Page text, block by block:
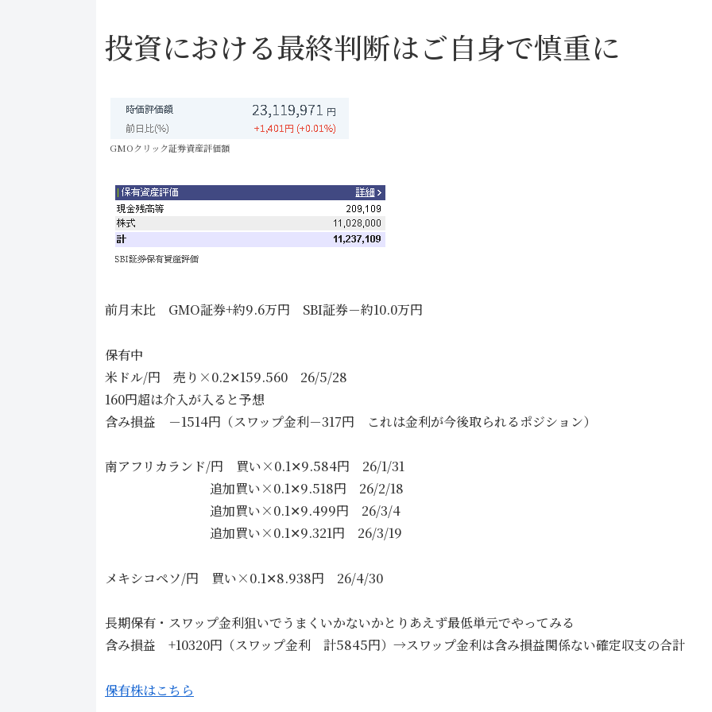
投資における最終判断はご自身で慎重に
GMOクリック証券資産評価額
前月末比 GMO証券+約9.6万円 SBI証券－約10.0万円
保有中
米ドル/円 売り×0.2✕159.560 26/5/28
160円超は介入が入ると予想
含み損益 －1514円（スワップ金利－317円 これは金利が今後取られるポジション）
南アフリカランド/円 買い×0.1✕9.584円 26/1/31
追加買い×0.1✕9.518円 26/2/18
追加買い×0.1✕9.499円 26/3/4
追加買い×0.1✕9.321円 26/3/19
メキシコペソ/円 買い×0.1✕8.938円 26/4/30
長期保有・スワップ金利狙いでうまくいかないかとりあえず最低単元でやってみる
含み損益 +10320円（スワップ金利 計5845円）→スワップ金利は含み損益関係ない確定収支の合計
保有株はこちら